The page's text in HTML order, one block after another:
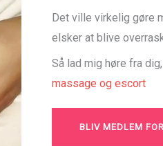
Det ville virkelig gøre
elsker at blive
Så lad mig høre fra
massage og escort
BLIV MEDLEM